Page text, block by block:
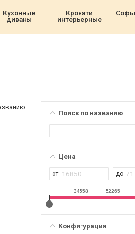
Кухонные
диваны
Кровати
интерьерные
Софы
Поиск по названию
Цена
34558 52265
Конфигурация